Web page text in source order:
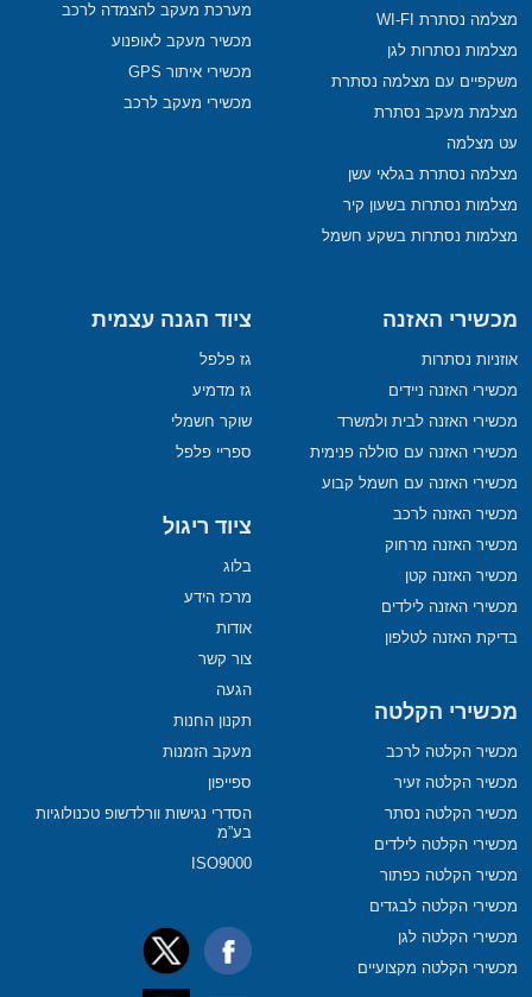
מצלמה נסתרת WI-FI
מצלמות נסתרות לגן
משקפיים עם מצלמה נסתרת
מצלמת מעקב נסתרת
עט מצלמה
מצלמה נסתרת בגלאי עשן
מצלמות נסתרות בשעון קיר
מצלמות נסתרות בשקע חשמל
מערכת מעקב להצמדה לרכב
מכשיר מעקב לאופנוע
מכשירי איתור GPS
מכשירי מעקב לרכב
מכשירי האזנה
אוזניות נסתרות
מכשירי האזנה ניידים
מכשירי האזנה לבית ולמשרד
מכשירי האזנה עם סוללה פנימית
מכשירי האזנה עם חשמל קבוע
מכשיר האזנה לרכב
מכשיר האזנה מרחוק
מכשיר האזנה קטן
מכשירי האזנה לילדים
בדיקת האזנה לטלפון
מכשירי הקלטה
מכשיר הקלטה לרכב
מכשיר הקלטה זעיר
מכשיר הקלטה נסתר
מכשירי הקלטה לילדים
מכשיר הקלטה כפתור
מכשירי הקלטה לבגדים
מכשירי הקלטה לגן
מכשירי הקלטה מקצועיים
ציוד הגנה עצמית
גז פלפל
גז מדמיע
שוקר חשמלי
ספריי פלפל
ציוד ריגול
בלוג
מרכז הידע
אודות
צור קשר
הגעה
תקנון החנות
מעקב הזמנות
ספייפון
הסדרי נגישות וורלדשופ טכנולוגיות
בע”מ
ISO9000